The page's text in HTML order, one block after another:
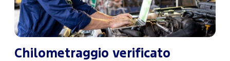
Chilometraggio verificato